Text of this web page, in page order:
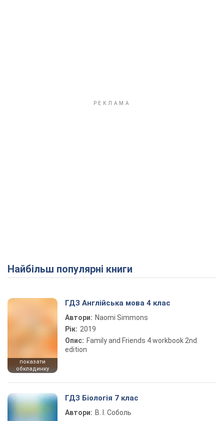
Найбільш популярні книги
показати
обкладинку
ГДЗ Англійська мова 4 клас
Автори: Naomi Simmons
Рік: 2019
Опис: Family and Friends 4 workbook 2nd
edition
ГДЗ Біологія 7 клас
Автори: В. І. Соболь